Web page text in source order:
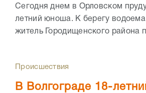
Сегодня днем в Орловском
летний юноша. К берегу
житель Городищенского района
Происшествия
В Волгограде 18-